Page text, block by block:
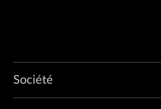
Société